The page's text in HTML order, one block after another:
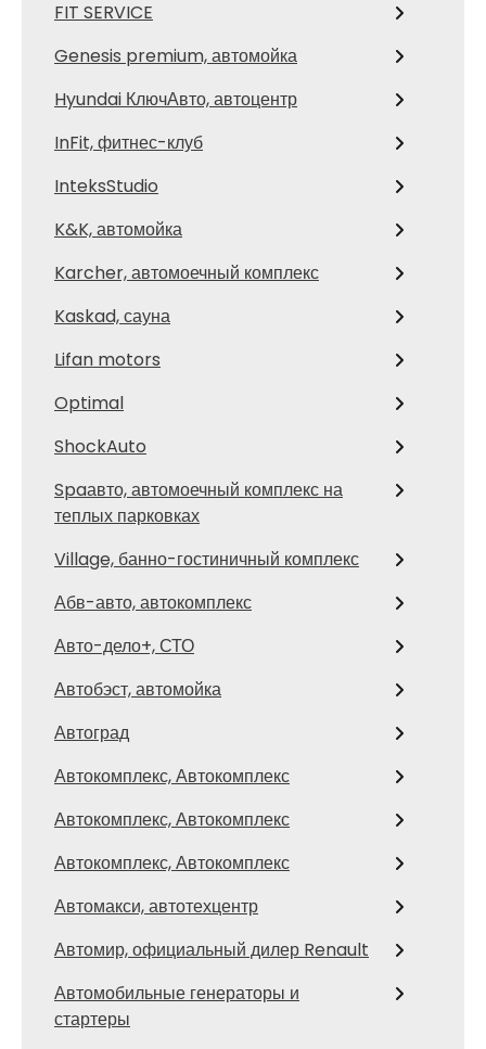
FIT SERVICE
Genesis premium, автомойка
Hyundai КлючАвто, автоцентр
InFit, фитнес-клуб
InteksStudio
K&K, автомойка
Karcher, автомоечный комплекс
Kaskad, сауна
Lifan motors
Optimal
ShockAuto
Spaавто, автомоечный комплекс на
теплых парковках
Village, банно-гостиничный комплекс
Абв-авто, автокомплекс
Авто-дело+, СТО
Автобэст, автомойка
Автоград
Автокомплекс, Автокомплекс
Автокомплекс, Автокомплекс
Автокомплекс, Автокомплекс
Автомакси, автотехцентр
Автомир, официальный дилер Renault
Автомобильные генераторы и
стартеры